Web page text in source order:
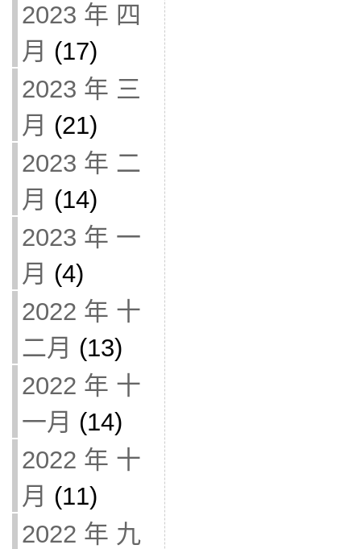
2023 年 四
月 (17)
2023 年 三
月 (21)
2023 年 二
月 (14)
2023 年 一
月 (4)
2022 年 十
二月 (13)
2022 年 十
一月 (14)
2022 年 十
月 (11)
2022 年 九